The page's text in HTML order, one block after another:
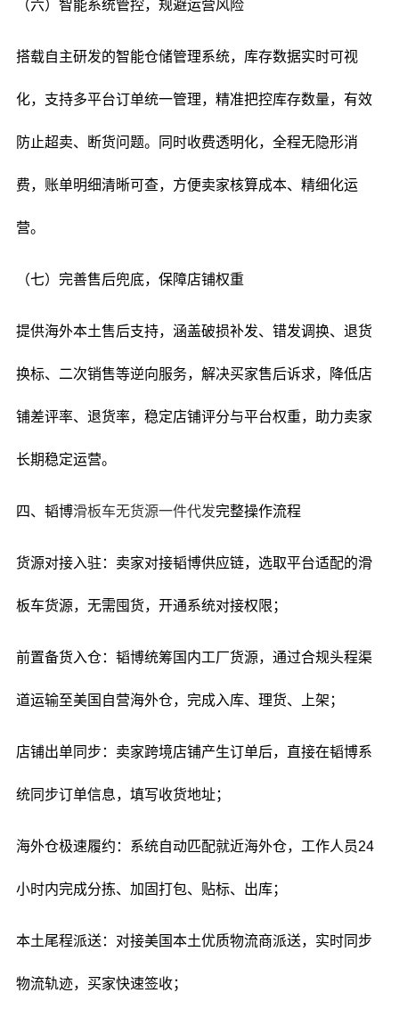
（六）智能系统管控，规避运营风险
搭载自主研发的智能仓储管理系统，库存数据实时可视
化，支持多平台订单统一管理，精准把控库存数量，有效
防止超卖、断货问题。同时收费透明化，全程无隐形消
费，账单明细清晰可查，方便卖家核算成本、精细化运
营。
（七）完善售后兜底，保障店铺权重
提供海外本土售后支持，涵盖破损补发、错发调换、退货
换标、二次销售等逆向服务，解决买家售后诉求，降低店
铺差评率、退货率，稳定店铺评分与平台权重，助力卖家
长期稳定运营。
四、韬博滑板车无货源一件代发完整操作流程
货源对接入驻：卖家对接韬博供应链，选取平台适配的滑
板车货源，无需囤货，开通系统对接权限；
前置备货入仓：韬博统筹国内工厂货源，通过合规头程渠
道运输至美国自营海外仓，完成入库、理货、上架；
店铺出单同步：卖家跨境店铺产生订单后，直接在韬博系
统同步订单信息，填写收货地址；
海外仓极速履约：系统自动匹配就近海外仓，工作人员24
小时内完成分拣、加固打包、贴标、出库；
本土尾程派送：对接美国本土优质物流商派送，实时同步
物流轨迹，买家快速签收；